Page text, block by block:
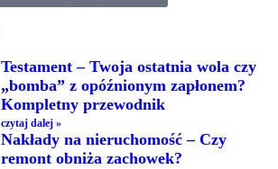
Testament – Twoja ostatnia wola czy
„bomba” z opóźnionym zapłonem?
Kompletny przewodnik
czytaj dalej »
Nakłady na nieruchomość – Czy
remont obniża zachowek?